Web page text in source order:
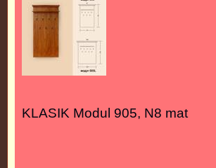
KLASIK Modul 905, N8 mat